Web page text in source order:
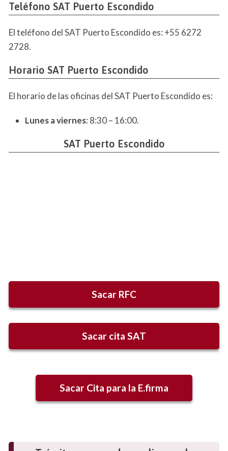
Teléfono SAT Puerto Escondido
El teléfono del SAT Puerto Escondido es: +55 6272
2728.
Horario SAT Puerto Escondido
El horario de las oficinas del SAT Puerto Escondido es:
Lunes a viernes: 8:30 – 16:00.
SAT Puerto Escondido
Sacar RFC
Sacar cita SAT
Sacar Cita para la E.firma